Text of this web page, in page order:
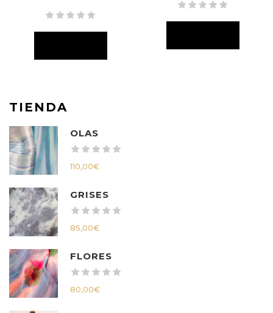
TIENDA
OLAS
110,00€
GRISES
85,00€
FLORES
80,00€